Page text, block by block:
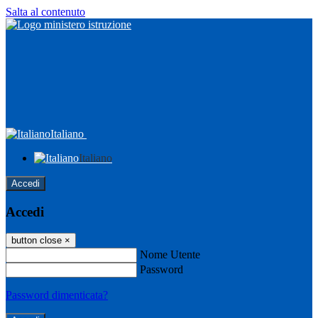
Salta al contenuto
Italiano
Italiano
Accedi
Accedi
button close ×
Nome Utente
Password
Password dimenticata?